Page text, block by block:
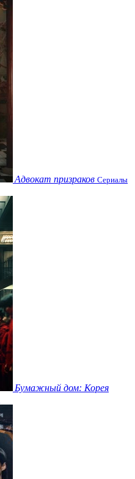
Адвокат призраков Сериалы
Бумажный дом: Корея